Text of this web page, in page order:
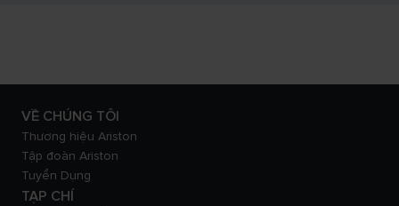
VỀ CHÚNG TÔI
Thương hiệu Ariston
Tập đoàn Ariston
Tuyển Dụng
TẠP CHÍ